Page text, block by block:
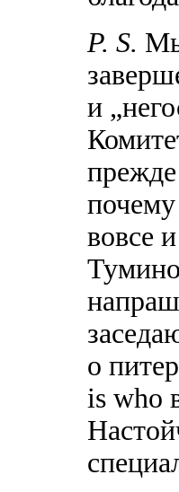
P. S.
и
вовсе
о
is who